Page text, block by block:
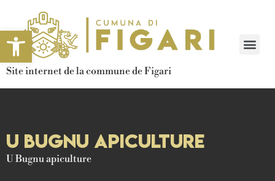
Site internet de la commune de Figari
U Bugnu apiculture
U Bugnu apiculture
Ouvrir la barre d’outils